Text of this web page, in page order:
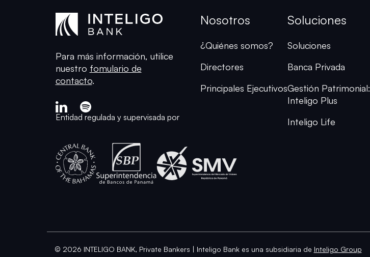
Para más información, utilice
nuestro fomulario de
contacto.
Nosotros
¿Quiénes somos?
Directores
Principales Ejecutivos
Soluciones
Soluciones
Banca Privada
Gestión Patrimonial:
Inteligo Plus
Inteligo Life
Entidad regulada y supervisada por
© 2026 INTELIGO BANK, Private Bankers | Inteligo Bank es una subsidiaria de Inteligo Group